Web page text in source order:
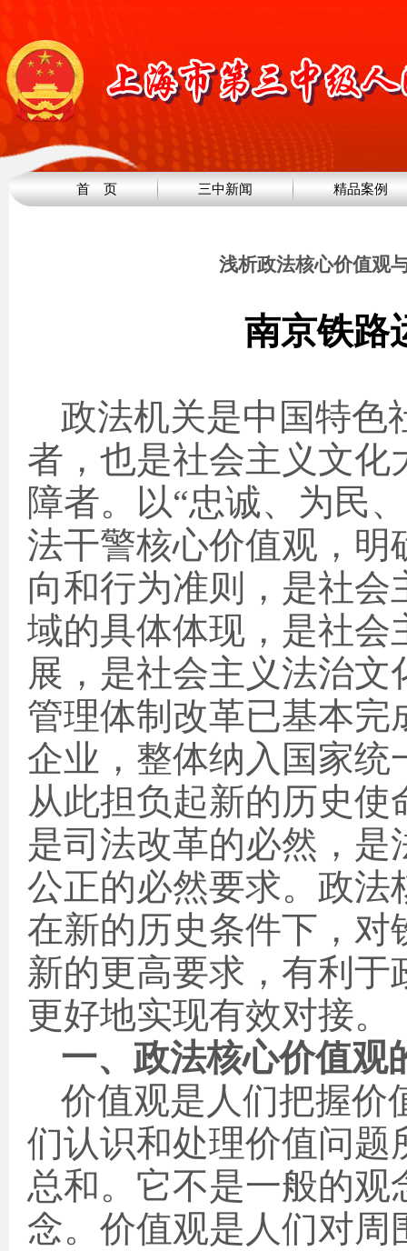
首 页 三中新闻 精品案例
浅析政法核心价值观
南京铁路
政法机关是中国特色
者，也是社会主义文
障者。以“忠诚、为民
法干警核心价值观，
向和行为准则，是社
域的具体体现，是社会
展，是社会主义法治
管理体制改革已基本
企业，整体纳入国家
从此担负起新的历史
是司法改革的必然，
公正的必然要求。政法
在新的历史条件下，对
新的更高要求，有利
更好地实现有效对接。
一、政法核心价值观
价值观是人们把握价
们认识和处理价值问题
总和。它不是一般的
念。价值观是人们对